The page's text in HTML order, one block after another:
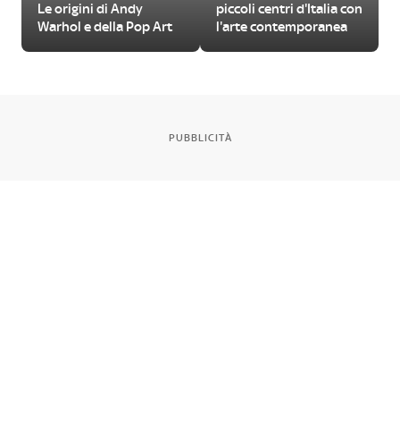
Le origini di Andy
Warhol e della Pop Art
piccoli centri d'Italia con
l'arte contemporanea
PUBBLICITÀ